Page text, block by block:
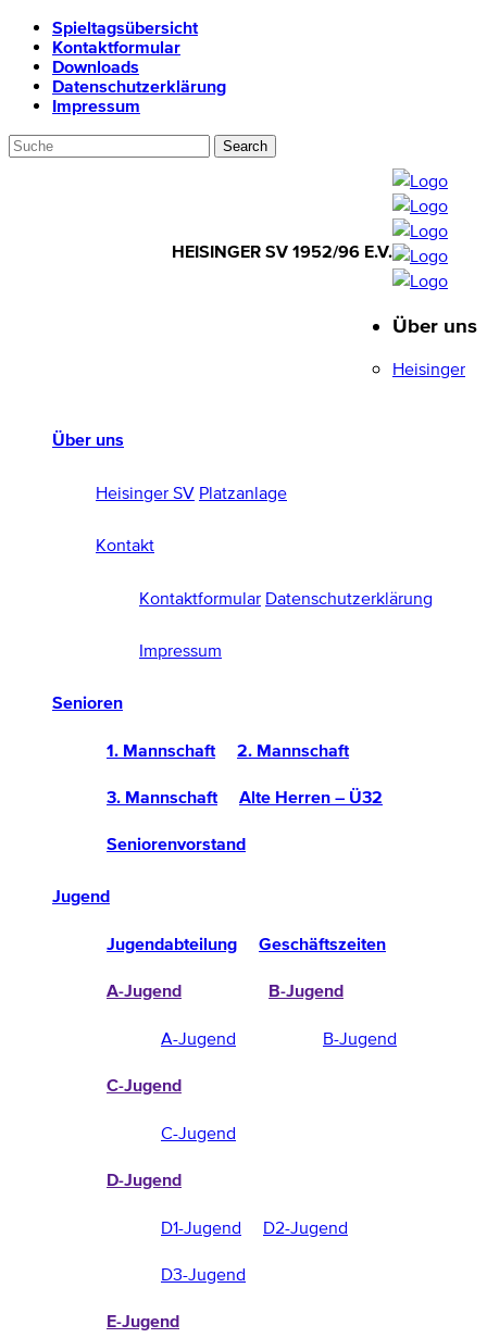
Spieltagsübersicht
Kontaktformular
Downloads
Datenschutzerklärung
Impressum
HEISINGER SV 1952/96 E.V.
1952/96 E.V.
Über uns
Heisinger SV Platzanlage
Kontakt
Kontaktformular Datenschutzerklärung
Impressum
Senioren
1. Mannschaft 2. Mannschaft
3. Mannschaft Alte Herren – Ü32
Seniorenvorstand
Jugend
Jugendabteilung Geschäftszeiten
A-Jugend
A-Jugend
B-Jugend
B-Jugend
C-Jugend
C-Jugend
D-Jugend
D1-Jugend
D2-Jugend
D3-Jugend
E-Jugend
Über uns
Heisinger